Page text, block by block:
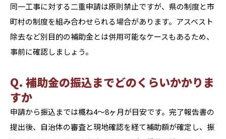
同一工事に対する二重申請は原則禁止ですが、県の制度と市
町村の制度を組み合わせられる場合があります。アスベスト
除去など別目的の補助金とは併用可能なケースもあるため、
事前に確認しましょう。
Q. 補助金の振込までどのくらいかかりま
すか
申請から振込までは概ね4〜8ヶ月が目安です。完了報告書の
提出後、自治体の審査と現地確認を経て補助額が確定し、振